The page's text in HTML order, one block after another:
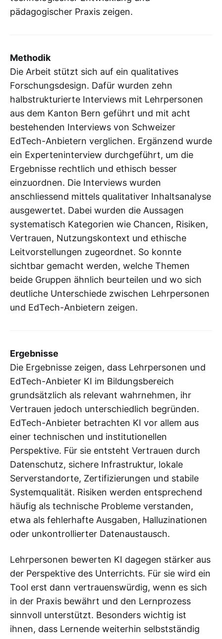
pädagogischer Praxis zeigen.
Methodik
Die Arbeit stützt sich auf ein qualitatives
Forschungsdesign. Dafür wurden zehn
halbstrukturierte Interviews mit Lehrpersonen
aus dem Kanton Bern geführt und mit acht
bestehenden Interviews von Schweizer
EdTech-Anbietern verglichen. Ergänzend wurde
ein Experteninterview durchgeführt, um die
Ergebnisse rechtlich und ethisch besser
einzuordnen. Die Interviews wurden
anschliessend mittels qualitativer Inhaltsanalyse
ausgewertet. Dabei wurden die Aussagen
systematisch Kategorien wie Chancen, Risiken,
Vertrauen, Nutzungskontext und ethische
Leitvorstellungen zugeordnet. So konnte
sichtbar gemacht werden, welche Themen
beide Gruppen ähnlich beurteilen und wo sich
deutliche Unterschiede zwischen Lehrpersonen
und EdTech-Anbietern zeigen.
Ergebnisse
Die Ergebnisse zeigen, dass Lehrpersonen und
EdTech-Anbieter KI im Bildungsbereich
grundsätzlich als relevant wahrnehmen, ihr
Vertrauen jedoch unterschiedlich begründen.
EdTech-Anbieter betrachten KI vor allem aus
einer technischen und institutionellen
Perspektive. Für sie entsteht Vertrauen durch
Datenschutz, sichere Infrastruktur, lokale
Serverstandorte, Zertifizierungen und stabile
Systemqualität. Risiken werden entsprechend
häufig als technische Probleme verstanden,
etwa als fehlerhafte Ausgaben, Halluzinationen
oder unkontrollierter Datenaustausch.
Lehrpersonen bewerten KI dagegen stärker aus
der Perspektive des Unterrichts. Für sie wird ein
Tool erst dann vertrauenswürdig, wenn es sich
in der Praxis bewährt und den Lernprozess
sinnvoll unterstützt. Besonders wichtig ist
ihnen, dass Lernende weiterhin selbstständig